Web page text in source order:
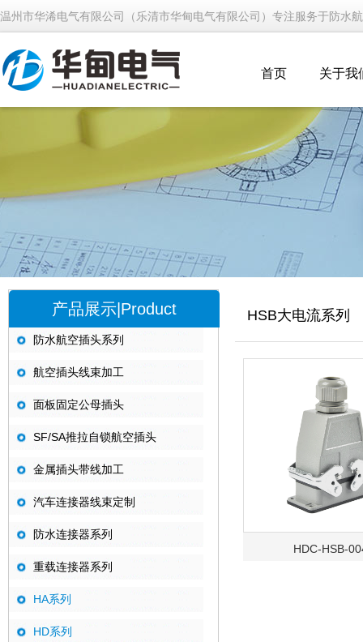
温州市华浠电气有限公司（乐清市华甸电气有限公司）专注服务于防水
首页 关于我
产品展示|Product
防水航空插头系列
航空插头线束加工
面板固定公母插头
SF/SA推拉自锁航空插头
金属插头带线加工
汽车连接器线束定制
防水连接器系列
重载连接器系列
HA系列
HD系列
HSB大电流系列
HDC-HSB-